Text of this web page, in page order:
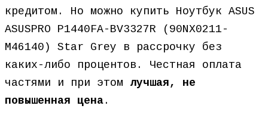
кредитом. Но можно купить Ноутбук ASUS
ASUSPRO P1440FA-BV3327R (90NX0211-
M46140) Star Grey в рассрочку без
каких-либо процентов. Честная оплата
частями и при этом лучшая, не
повышенная цена .